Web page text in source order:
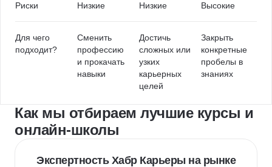
Риски Низкие Низкие Высокие
Для чего
подходит?
Сменить
профессию
и прокачать
навыки
Достичь
сложных или
узких
карьерных
целей
Закрыть
конкретные
пробелы в
знаниях
Как мы отбираем лучшие курсы и
онлайн-школы
Экспертность Хабр Карьеры на рынке